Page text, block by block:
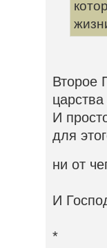
Второе
И
для
ни от
И
*